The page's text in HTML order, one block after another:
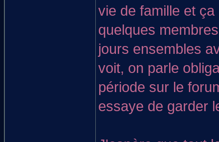
vie de famille et
quelques
jours ensembles
voit, on parle
période sur le
essaye de garder